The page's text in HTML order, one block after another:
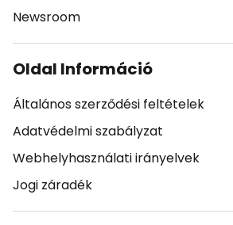
Newsroom
Oldal Információ
Általános szerződési feltételek
Adatvédelmi szabályzat
Webhelyhasználati irányelvek
Jogi záradék